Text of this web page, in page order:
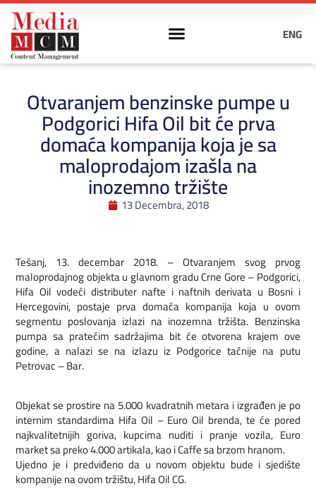
ENG
Otvaranjem benzinske pumpe u
Podgorici Hifa Oil bit će prva
domaća kompanija koja je sa
maloprodajom izašla na
inozemno tržište
13 Decembra, 2018
Tešanj, 13. decembar 2018. – Otvaranjem svog prvog
maloprodajnog objekta u glavnom gradu Crne Gore – Podgorici,
Hifa Oil vodeći distributer nafte i naftnih derivata u Bosni i
Hercegovini, postaje prva domaća kompanija koja u ovom
segmentu poslovanja izlazi na inozemna tržišta. Benzinska
pumpa sa pratećim sadržajima bit će otvorena krajem ove
godine, a nalazi se na izlazu iz Podgorice tačnije na putu
Petrovac – Bar.
Objekat se prostire na 5.000 kvadratnih metara i izgrađen je po
internim standardima Hifa Oil – Euro Oil brenda, te će pored
najkvalitetnijih goriva, kupcima nuditi i pranje vozila, Euro
market sa preko 4.000 artikala, kao i Caffe sa brzom hranom.
Ujedno je i predviđeno da u novom objektu bude i sjedište
kompanije na ovom tržištu, Hifa Oil CG.